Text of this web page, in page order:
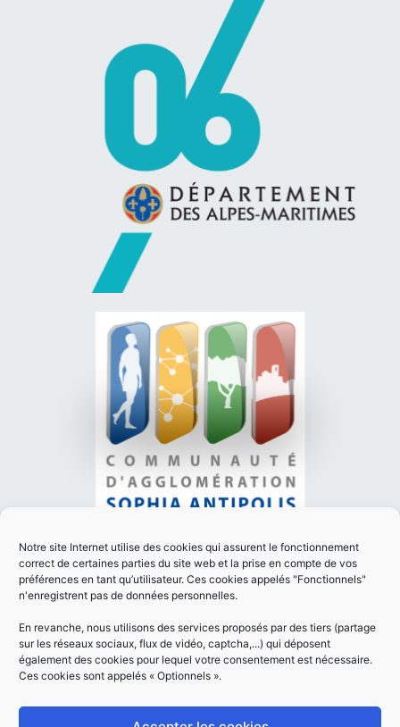
Notre site Internet utilise des cookies qui assurent le fonctionnement
correct de certaines parties du site web et la prise en compte de vos
préférences en tant qu’utilisateur. Ces cookies appelés "Fonctionnels"
n'enregistrent pas de données personnelles.
En revanche, nous utilisons des services proposés par des tiers (partage
sur les réseaux sociaux, flux de vidéo, captcha,...) qui déposent
également des cookies pour lequel votre consentement est nécessaire.
Ces cookies sont appelés « Optionnels ».
PLAN DU SITE
MENTIONS LÉGALES
POLITIQUE DE CONFIDENTIALITÉ
ACCESSIBILITÉ
Réalisation